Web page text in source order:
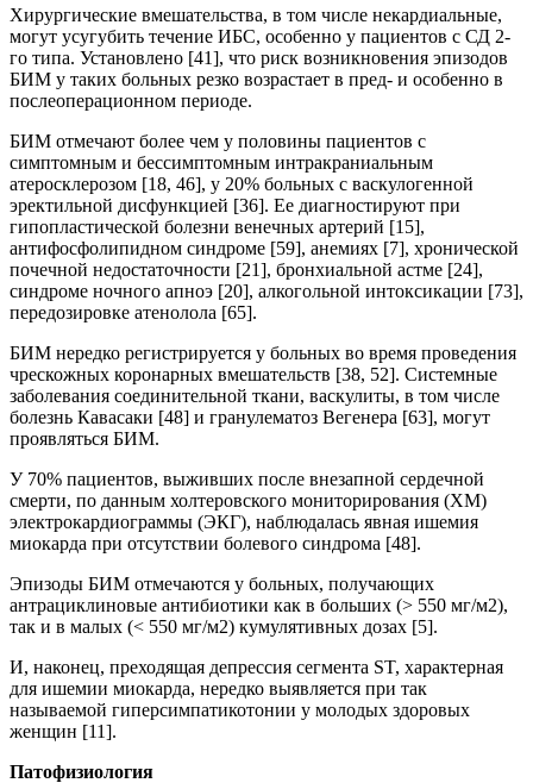
Хирургические вмешательства, в том числе некардиальные,
могут усугубить течение ИБС, особенно у пациентов с СД 2-
го типа. Установлено [41], что риск возникновения эпизодов
БИМ у таких больных резко возрастает в пред- и особенно в
послеоперационном периоде.
БИМ отмечают более чем у половины пациентов с
симптомным и бессимптомным интракраниальным
атеросклерозом [18, 46], у 20% больных с васкулогенной
эректильной дисфункцией [36]. Ее диагностируют при
гипопластической болезни венечных артерий [15],
антифосфолипидном синдроме [59], анемиях [7], хронической
почечной недостаточности [21], бронхиальной астме [24],
синдроме ночного апноэ [20], алкогольной интоксикации [73],
передозировке атенолола [65].
БИМ нередко регистрируется у больных во время проведения
чрескожных коронарных вмешательств [38, 52]. Системные
заболевания соединительной ткани, васкулиты, в том числе
болезнь Кавасаки [48] и гранулематоз Вегенера [63], могут
проявляться БИМ.
У 70% пациентов, выживших после внезапной сердечной
смерти, по данным холтеровского мониторирования (ХМ)
электрокардиограммы (ЭКГ), наблюдалась явная ишемия
миокарда при отсутствии болевого синдрома [48].
Эпизоды БИМ отмечаются у больных, получающих
антрациклиновые антибиотики как в больших (> 550 мг/м2),
так и в малых (< 550 мг/м2) кумулятивных дозах [5].
И, наконец, преходящая депрессия сегмента ST, характерная
для ишемии миокарда, нередко выявляется при так
называемой гиперсимпатикотонии у молодых здоровых
женщин [11].
Патофизиология